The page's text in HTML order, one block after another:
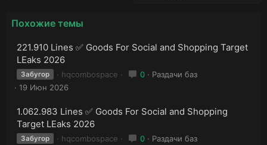
Похожие темы
221.910 Lines ✅ Goods For Social and Shopping Target
LEaks 2026
Забугор hqcombospace 0
Раздачи баз
19 Июн 2026
1.062.983 Lines ✅ Goods For Social and Shopping
Target LEaks 2026
Забугор hqcombospace 0
Раздачи баз